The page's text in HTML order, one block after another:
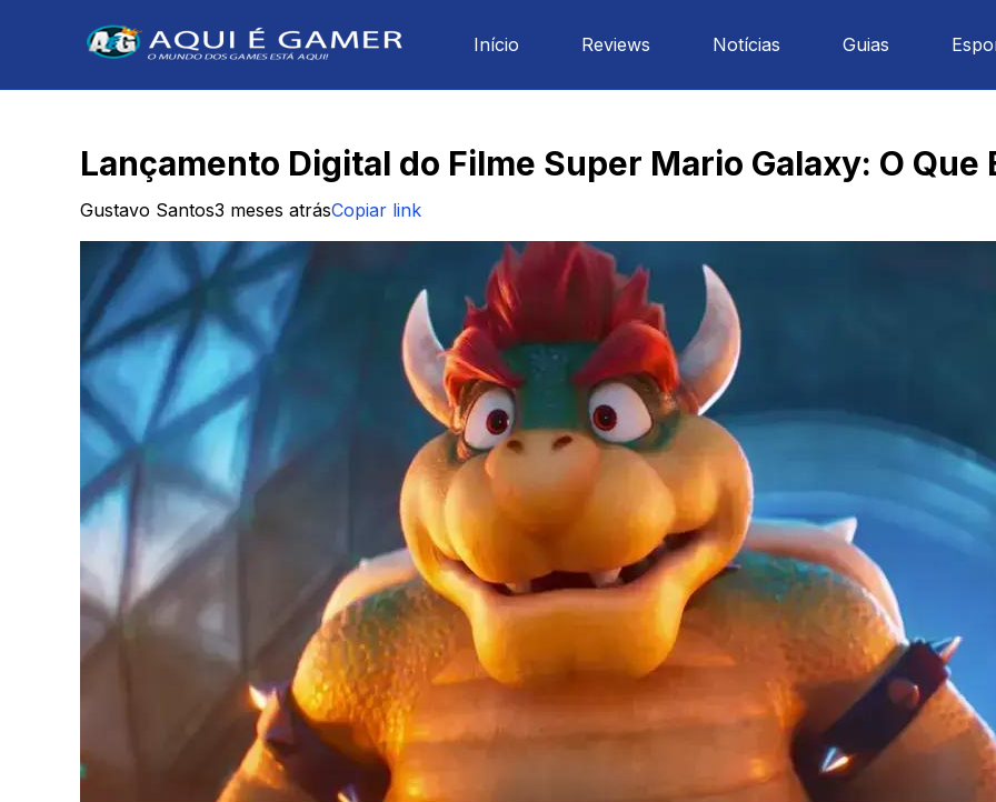
Início Reviews Notícias Guias
Lançamento Digital do Filme Super Mario Galaxy: O Que
Gustavo Santos3 meses atrásCopiar link